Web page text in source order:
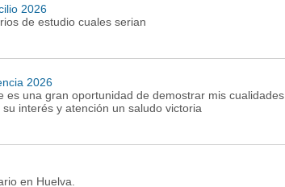
2026
de estudio cuales serian
2026
es una gran oportunidad de demostrar mis cualidades
interés y atención un saludo victoria
en Huelva.